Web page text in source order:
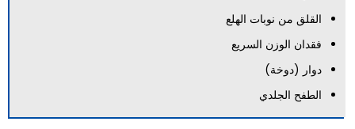
القلق من نوبات الهلع
فقدان الوزن السريع
دوار (دوخة)
الطفح الجلدي